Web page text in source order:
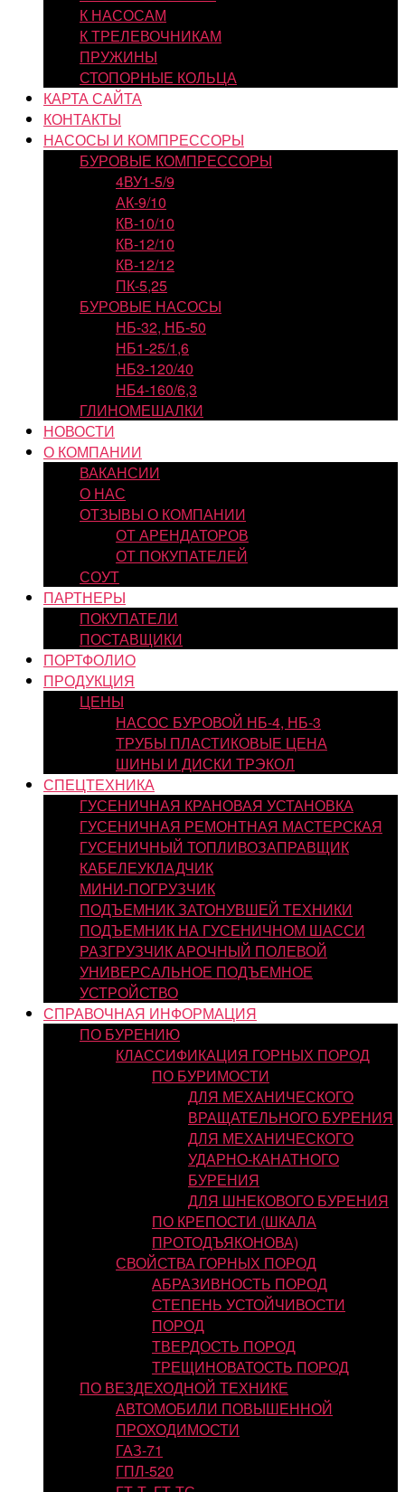
К НАСОСАМ
К ТРЕЛЕВОЧНИКАМ
ПРУЖИНЫ
СТОПОРНЫЕ КОЛЬЦА
КАРТА САЙТА
КОНТАКТЫ
НАСОСЫ И КОМПРЕССОРЫ
БУРОВЫЕ КОМПРЕССОРЫ
4ВУ1-5/9
АК-9/10
КВ-10/10
КВ-12/10
КВ-12/12
ПК-5,25
БУРОВЫЕ НАСОСЫ
НБ-32, НБ-50
НБ1-25/1,6
НБ3-120/40
НБ4-160/6,3
ГЛИНОМЕШАЛКИ
НОВОСТИ
О КОМПАНИИ
ВАКАНСИИ
О НАС
ОТЗЫВЫ О КОМПАНИИ
ОТ АРЕНДАТОРОВ
ОТ ПОКУПАТЕЛЕЙ
СОУТ
ПАРТНЕРЫ
ПОКУПАТЕЛИ
ПОСТАВЩИКИ
ПОРТФОЛИО
ПРОДУКЦИЯ
ЦЕНЫ
НАСОС БУРОВОЙ НБ-4, НБ-3
ТРУБЫ ПЛАСТИКОВЫЕ ЦЕНА
ШИНЫ И ДИСКИ ТРЭКОЛ
СПЕЦТЕХНИКА
ГУСЕНИЧНАЯ КРАНОВАЯ УСТАНОВКА
ГУСЕНИЧНАЯ РЕМОНТНАЯ МАСТЕРСКАЯ
ГУСЕНИЧНЫЙ ТОПЛИВОЗАПРАВЩИК
КАБЕЛЕУКЛАДЧИК
МИНИ-ПОГРУЗЧИК
ПОДЪЕМНИК ЗАТОНУВШЕЙ ТЕХНИКИ
ПОДЪЕМНИК НА ГУСЕНИЧНОМ ШАССИ
РАЗГРУЗЧИК АРОЧНЫЙ ПОЛЕВОЙ
УНИВЕРСАЛЬНОЕ ПОДЪЕМНОЕ
УСТРОЙСТВО
СПРАВОЧНАЯ ИНФОРМАЦИЯ
ПО БУРЕНИЮ
КЛАССИФИКАЦИЯ ГОРНЫХ ПОРОД
ПО БУРИМОСТИ
ДЛЯ МЕХАНИЧЕСКОГО
ВРАЩАТЕЛЬНОГО БУРЕНИЯ
ДЛЯ МЕХАНИЧЕСКОГО
УДАРНО-КАНАТНОГО
БУРЕНИЯ
ДЛЯ ШНЕКОВОГО БУРЕНИЯ
ПО КРЕПОСТИ (ШКАЛА
ПРОТОДЪЯКОНОВА)
СВОЙСТВА ГОРНЫХ ПОРОД
АБРАЗИВНОСТЬ ПОРОД
СТЕПЕНЬ УСТОЙЧИВОСТИ
ПОРОД
ТВЕРДОСТЬ ПОРОД
ТРЕЩИНОВАТОСТЬ ПОРОД
ПО ВЕЗДЕХОДНОЙ ТЕХНИКЕ
АВТОМОБИЛИ ПОВЫШЕННОЙ
ПРОХОДИМОСТИ
ГАЗ-71
ГПЛ-520